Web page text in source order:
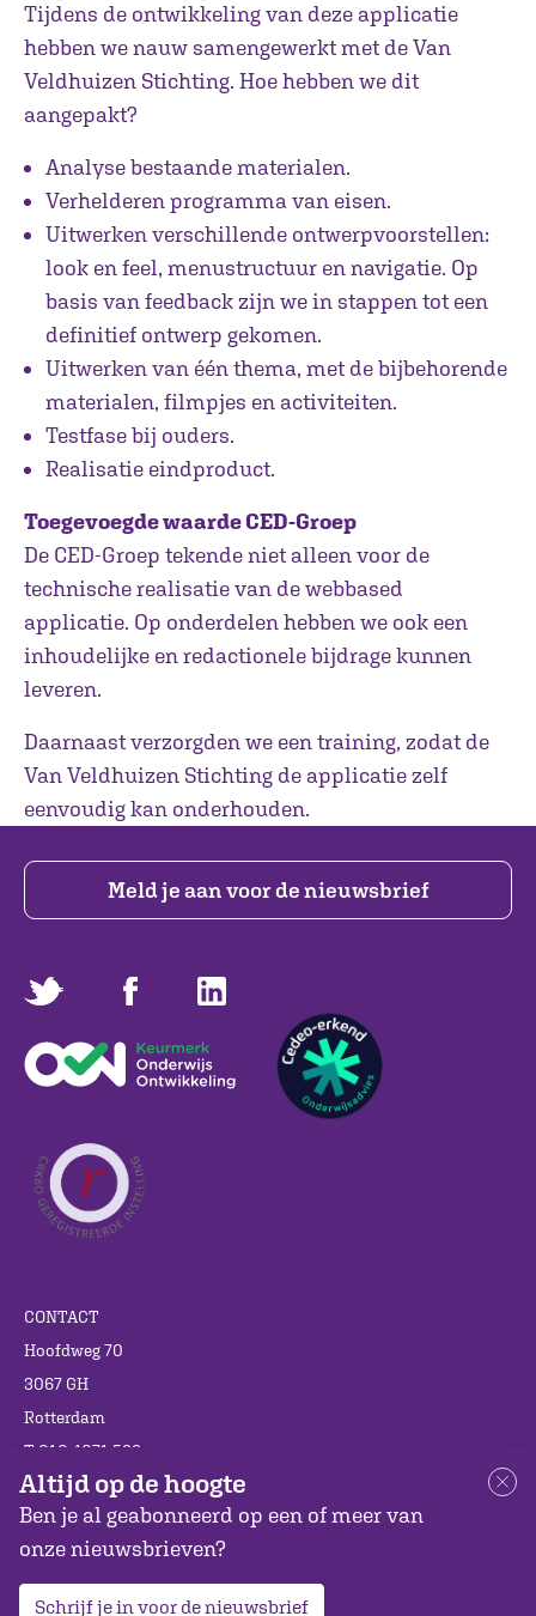
Altijd op de hoogte
Ben je al geabonneerd op een of meer van
onze nieuwsbrieven?
Schrijf je in voor de nieuwsbrief
Tijdens de ontwikkeling van deze applicatie
hebben we nauw samengewerkt met de Van
Veldhuizen Stichting. Hoe hebben we dit
aangepakt?
Analyse bestaande materialen.
Verhelderen programma van eisen.
Uitwerken verschillende ontwerpvoorstellen:
look en feel, menustructuur en navigatie. Op
basis van feedback zijn we in stappen tot een
definitief ontwerp gekomen.
Uitwerken van één thema, met de bijbehorende
materialen, filmpjes en activiteiten.
Testfase bij ouders.
Realisatie eindproduct.
Toegevoegde waarde CED-Groep
De CED-Groep tekende niet alleen voor de
technische realisatie van de webbased
applicatie. Op onderdelen hebben we ook een
inhoudelijke en redactionele bijdrage kunnen
leveren.
Daarnaast verzorgden we een training, zodat de
Van Veldhuizen Stichting de applicatie zelf
eenvoudig kan onderhouden.
Meld je aan voor de nieuwsbrief
CONTACT
Hoofdweg 70
3067 GH
Rotterdam
T 010 4071 599
info@cedgroep.nl